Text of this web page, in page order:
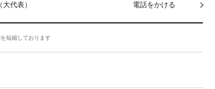
代表） 電話をかける
短縮しております